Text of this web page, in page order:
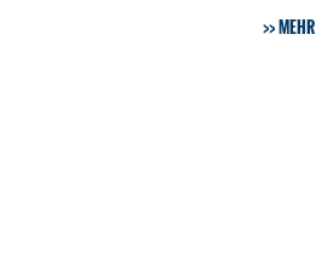
MEHR